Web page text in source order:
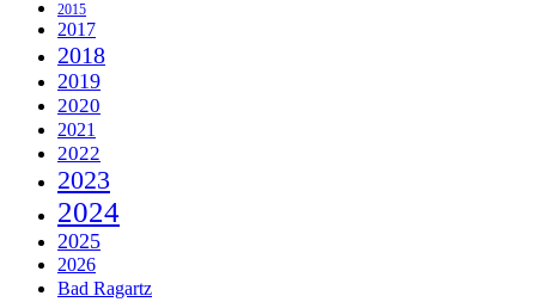
2015
2017
2018
2019
2020
2021
2022
2023
2024
2025
2026
Bad Ragartz